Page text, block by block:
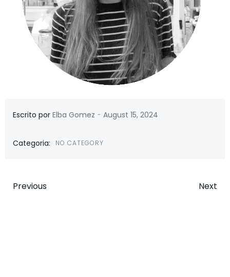
Escrito por Elba Gomez - August 15, 2024
Categoria: NO CATEGORY
Previous Next